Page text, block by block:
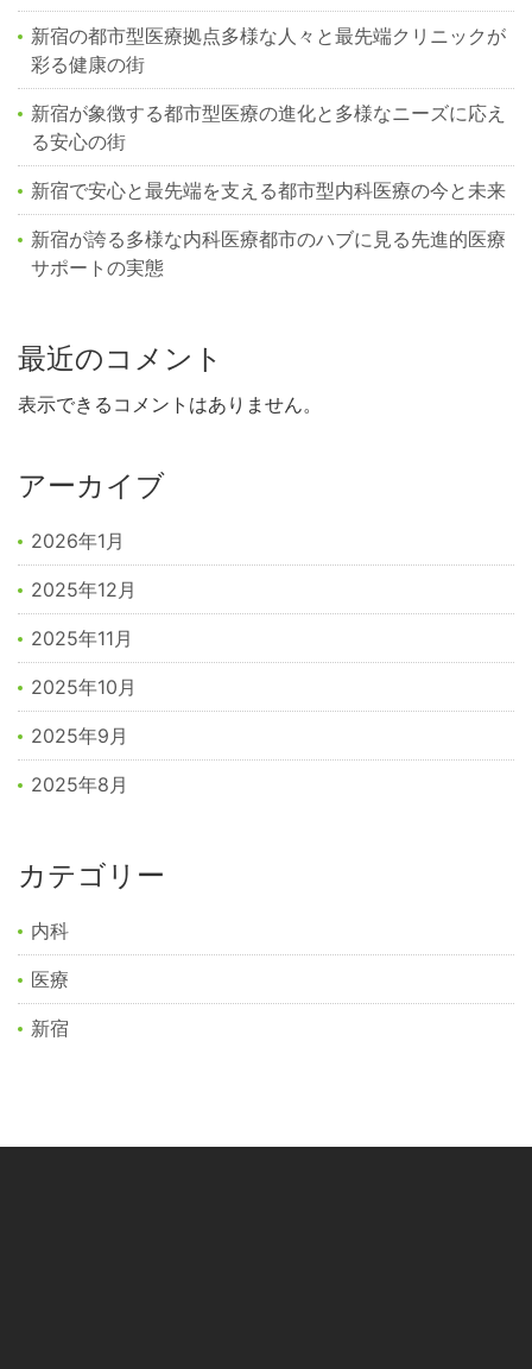
新宿の都市型医療拠点多様な人々と最先端クリニックが
彩る健康の街
新宿が象徴する都市型医療の進化と多様なニーズに応え
る安心の街
新宿で安心と最先端を支える都市型内科医療の今と未来
新宿が誇る多様な内科医療都市のハブに見る先進的医療
サポートの実態
最近のコメント
表示できるコメントはありません。
アーカイブ
2026年1月
2025年12月
2025年11月
2025年10月
2025年9月
2025年8月
カテゴリー
内科
医療
新宿